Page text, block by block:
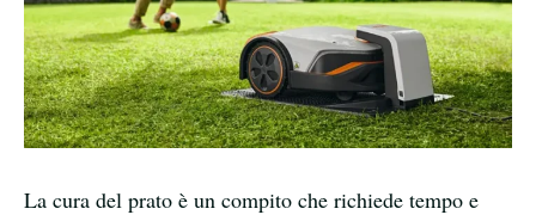
La cura del prato è un compito che richiede tempo e